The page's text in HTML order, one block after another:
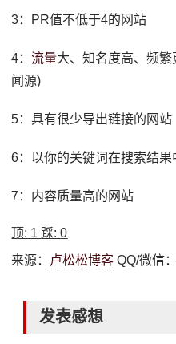
3：PR值不低于4的网站
4：流量大、知名度高、频
闻源)
5：具有很少导出链接的网站
6：以你的关键词在搜索结
7：内容质量高的网站
顶: 1 踩:0
来源： 卢松松博客 QQ/微信
发表感想